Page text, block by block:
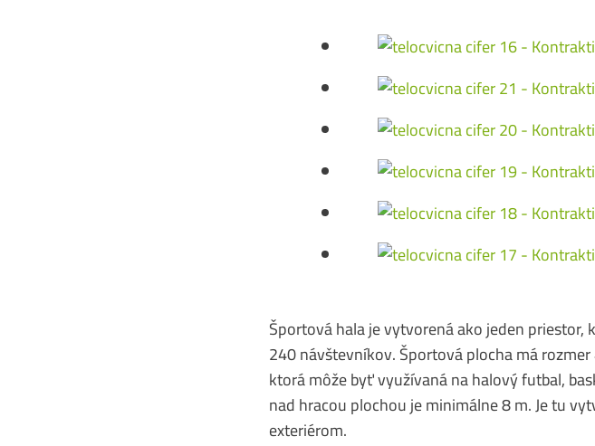
Športová hala je vytvorená ako jeden
240 návštevníkov. Športová plocha má
ktorá môže byť využívaná na halový futbal,
nad hracou plochou je minimálne 8 m. Je tu
exteriérom.